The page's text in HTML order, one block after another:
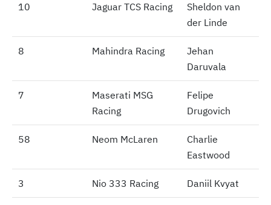
10 Jaguar TCS Racing
Sheldon van
der Linde
8 Mahindra Racing
Jehan
Daruvala
7
Maserati MSG
Racing
Felipe
Drugovich
58 Neom McLaren
Charlie
Eastwood
3 Nio 333 Racing Daniil Kvyat
10
8
7
58
3